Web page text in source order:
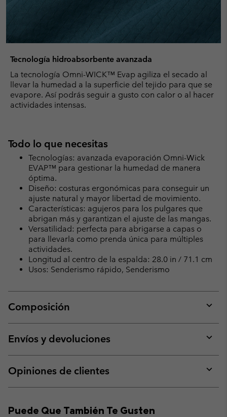
Tecnología hidroabsorbente avanzada
La tecnología Omni-WICK™ Evap agiliza el secado al
llevar la humedad a la superficie del tejido para que se
evapore. Así podrás seguir a gusto con calor o al hacer
actividades intensas.
Todo lo que necesitas
Tecnologías: avanzada evaporación Omni-Wick
EVAP™ para gestionar la humedad de manera
óptima.
Diseño: costuras ergonómicas para conseguir un
ajuste natural y mayor libertad de movimiento.
Características: agujeros para los pulgares que
abrigan más y garantizan el ajuste de las mangas.
Versatilidad: perfecta para abrigarse a capas o
para llevarla como prenda única para múltiples
actividades.
Longitud al centro de la espalda: 28.0 in / 71.1 cm
Usos: Senderismo rápido, Senderismo
Composición
or
Envíos y devoluciones
or
Opiniones de clientes
or
Puede Que También Te Gusten